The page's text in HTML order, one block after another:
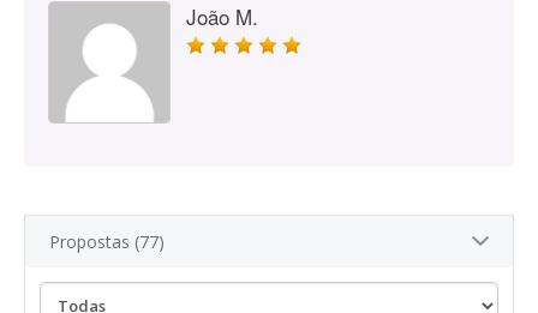
João M.
Propostas (77)